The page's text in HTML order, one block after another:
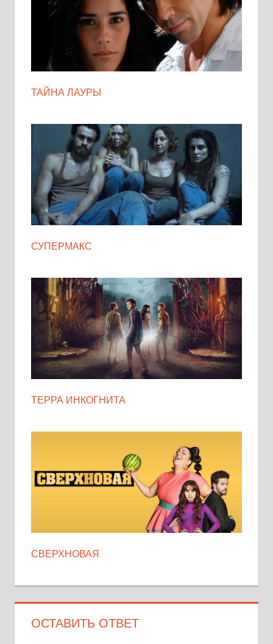
ТАЙНА ЛАУРЫ
СУПЕРМАКС
ТЕРРА ИНКОГНИТА
СВЕРХНОВАЯ
ОСТАВИТЬ ОТВЕТ